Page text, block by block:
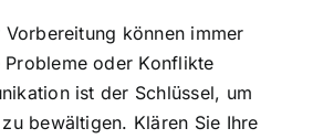
können immer
oder Konflikte
ist der Schlüssel, um
bewältigen. Klären Sie Ihre